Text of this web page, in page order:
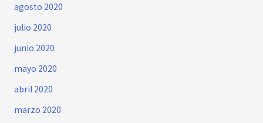
agosto 2020
julio 2020
junio 2020
mayo 2020
abril 2020
marzo 2020